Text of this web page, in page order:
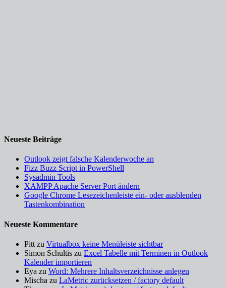
Neueste Beiträge
Outlook zeigt falsche Kalenderwoche an
Fizz Buzz Script in PowerShell
Sysadmin Tools
XAMPP Apache Server Port ändern
Google Chrome Lesezeichenleiste ein- oder ausblenden
Tastenkombination
Neueste Kommentare
Pitt zu Virtualbox keine Menüleiste sichtbar
Simon Schultis zu Excel Tabelle mit Terminen in Outlook
Kalender importieren
Eya zu Word: Mehrere Inhaltsverzeichnisse anlegen
Mischa zu LaMetric zurücksetzen / factory default